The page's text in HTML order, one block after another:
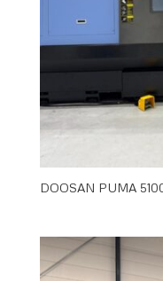
DOOSAN PUMA